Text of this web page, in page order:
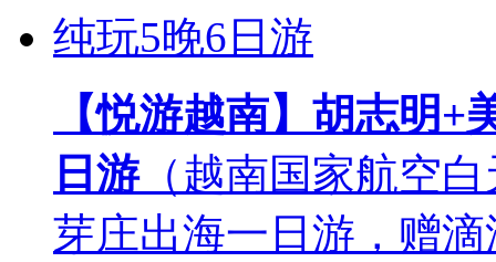
【悦游越南】胡志明
日游（越南国家航空
芽庄出海一日游，赠